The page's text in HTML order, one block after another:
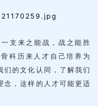
支来之能战，战之能胜
科历来人才自己培养为
的文化认同， 了解我们
念，这样的人才可能更适